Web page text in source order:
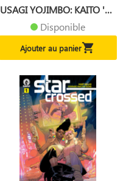
USAGI YOJIMBO: KAITO '84
Disponible
Ajouter au panier